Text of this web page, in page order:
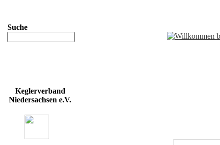
Suche
Keglerverband
Niedersachsen e.V.